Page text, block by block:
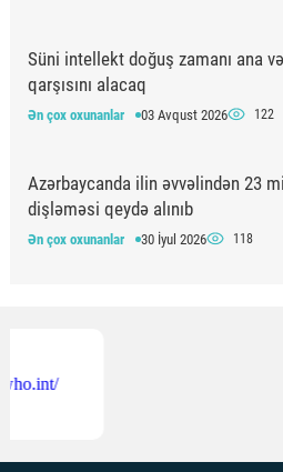
Süni intellekt doğuş zamanı ana
qarşısını alacaq
Ən çox oxunanlar 03 Avqust 2026 122
Azərbaycanda ilin əvvəlindən 23
dişləməsi qeydə alınıb
Ən çox oxunanlar 30 İyul 2026 118
Ən çox oxunanlar 31 İyul 2026 112